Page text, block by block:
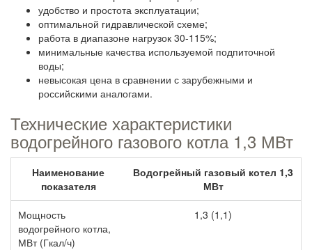
удобство и простота эксплуатации;
оптимальной гидравлической схеме;
работа в диапазоне нагрузок 30-115%;
минимальные качества используемой подпиточной
воды;
невысокая цена в сравнении с зарубежными и
российскими аналогами.
Технические характеристики
водогрейного газового котла 1,3 МВт
Наименование
показателя
Водогрейный газовый котел 1,3
МВт
Мощность
водогрейного котла,
МВт (Гкал/ч)
1,3 (1,1)